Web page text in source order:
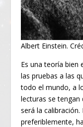
Albert Einstein.
Es una teoría bien
las pruebas a las
todo el mundo, a
lecturas se
será la
preferiblemente,